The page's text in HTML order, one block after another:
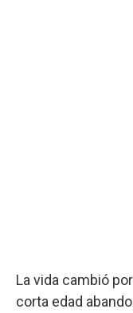
La vida cambió
corta edad